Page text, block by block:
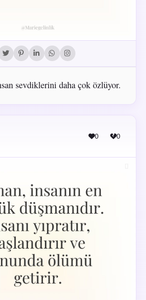
sevdiklerini daha çok özlüyor.
0 0